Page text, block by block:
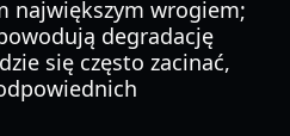
największym wrogiem;
degradację
się często zacinać,